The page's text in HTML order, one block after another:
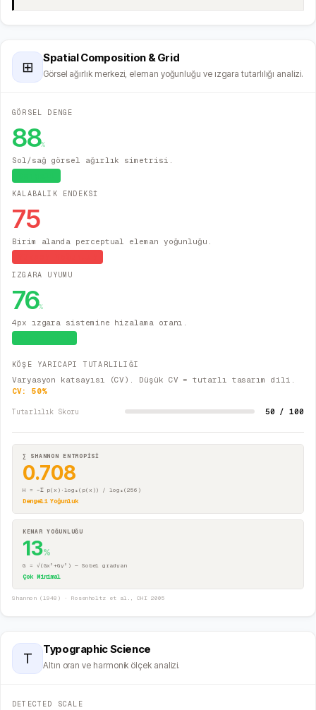
⊞
Spatial Composition & Grid
Görsel ağırlık merkezi, eleman yoğunluğu ve ızgara tutarlılığı analizi.
GÖRSEL DENGE
88%
Sol/sağ görsel ağırlık simetrisi.
KALABALIK ENDEKSİ
75
Birim alanda perceptual eleman yoğunluğu.
IZGARA UYUMU
76%
4px ızgara sistemine hizalama oranı.
KÖŞE YARICAPI TUTARLILIĞI
Varyasyon katsayısı (CV). Düşük CV = tutarlı tasarım dili.
CV: 50%
Tutarlılık Skoru 50 / 100
∑ SHANNON ENTROPİSİ
0.708
H = −Σ p(x)·log₂(p(x)) / log₂(256)
Dengeli Yoğunluk
KENAR YOĞUNLUĞU
13%
G = √(Gx²+Gy²) — Sobel gradyan
Çok Minimal
Shannon (1948) · Rosenholtz et al., CHI 2005
T
Typographic Science
Altın oran ve harmonik ölçek analizi.
DETECTED SCALE